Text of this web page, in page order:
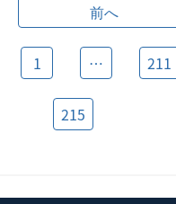
前へ
1 … 211
215